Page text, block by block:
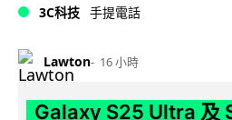
3C科技 手提電話
Lawton 16 小時
Galaxy S25 Ultra 及